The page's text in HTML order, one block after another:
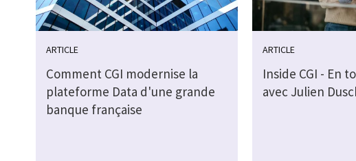
ARTICLE
Comment CGI modernise la
plateforme Data d'une grande
banque française
ARTICLE
Inside CGI - En
avec Julien